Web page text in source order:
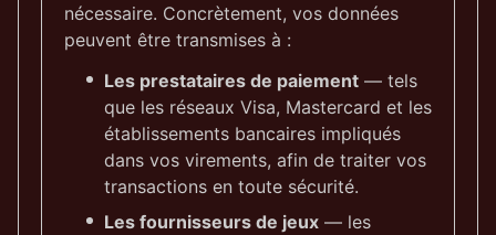
nécessaire. Concrètement, vos données
peuvent être transmises à :
Les prestataires de paiement — tels
que les réseaux Visa, Mastercard et les
établissements bancaires impliqués
dans vos virements, afin de traiter vos
transactions en toute sécurité.
Les fournisseurs de jeux — les